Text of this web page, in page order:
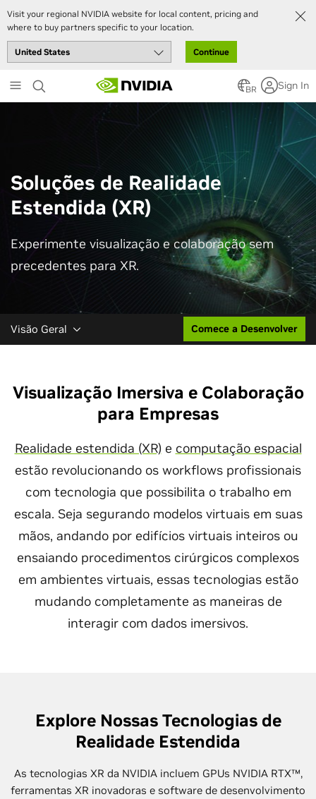
Visit your regional NVIDIA website for local content, pricing and
where to buy partners specific to your location.
Continue
to
main
BR Sign In
Soluções de Realidade
Estendida (XR)
Experimente visualização e colaboração sem
precedentes para XR.
Visão Geral Comece a Desenvolver
Visualização Imersiva e Colaboração
para Empresas
Realidade estendida (XR) e computação espacial
estão revolucionando os workflows profissionais
com tecnologia que possibilita o trabalho em
escala. Seja segurando modelos virtuais em suas
mãos, andando por edifícios virtuais inteiros ou
ensaiando procedimentos cirúrgicos complexos
em ambientes virtuais, essas tecnologias estão
mudando completamente as maneiras de
interagir com dados imersivos.
Explore Nossas Tecnologias de
Realidade Estendida
As tecnologias XR da NVIDIA incluem GPUs NVIDIA RTX™,
ferramentas XR inovadoras e software de desenvolvimento